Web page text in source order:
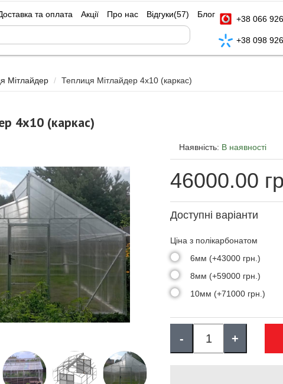
та оплата Акції Про нас Відгуки(57) Блог +38 066
+38 098
Мітлайдер Теплиця Мітлайдер 4х10 (каркас)
4х10 (каркас)
Наявність: В наявності
46000.00
Доступні варіанти
Ціна з полікарбонатом
6мм (+43000 грн.)
8мм (+59000 грн.)
10мм (+71000 грн.)
- +